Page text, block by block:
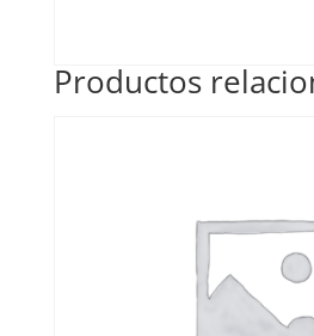
Productos